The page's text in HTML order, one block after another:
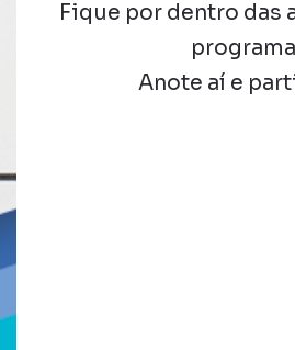
Fique por dentro das
Anote aí e